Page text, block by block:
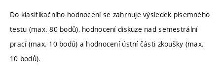
Do klasifikačního hodnocení se zahrnuje výsledek písemného
testu (max. 80 bodů), hodnocení diskuze nad semestrální
prací (max. 10 bodů) a hodnocení ústní části zkoušky (max.
10 bodů).